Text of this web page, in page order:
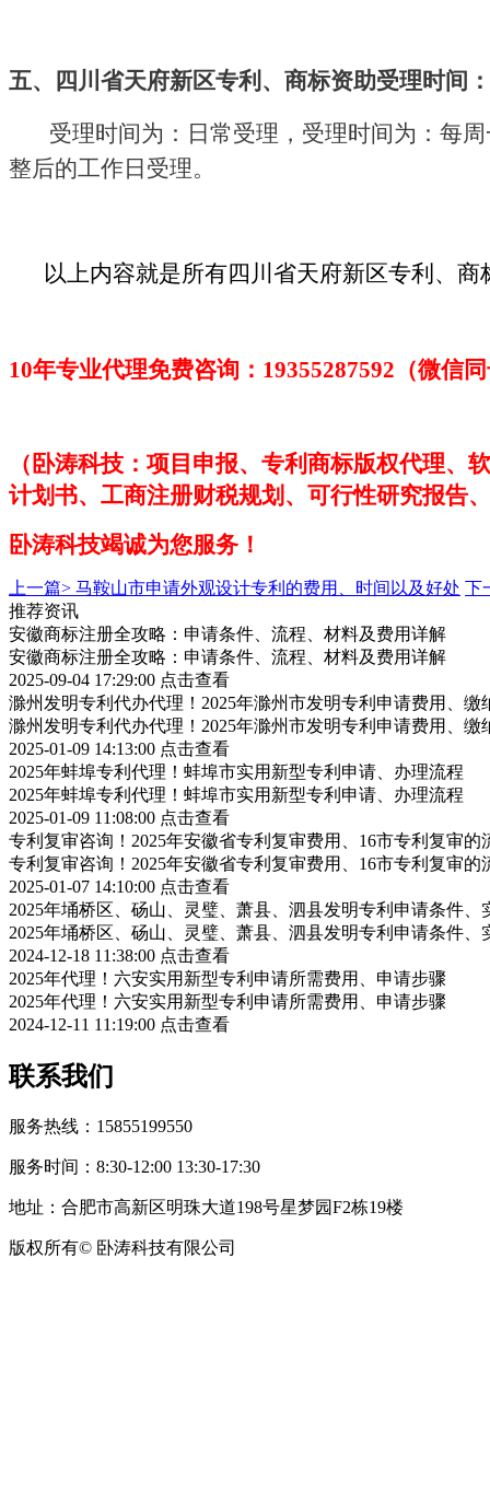
五、 四川省天府新区专利、商标资助受理时间 ：
受理时间为：日常受理，受理时间为：每
整后的工作日受理。
以上内容就是所有四川省天府新区专利、
10年专业代理免费咨询：19355287592 （微信
（卧涛科技：项目申报、专利商标版权代理
计划书、工商注册财税规划、可行性研究报告
卧涛科技竭诚为您服务！
上一篇> 马鞍山市申请外观设计专利的费用、时间以及好处 下
推荐资讯
安徽商标注册全攻略：申请条件、流程、材料及费用详解
安徽商标注册全攻略：申请条件、流程、材料及费用详解
2025-09-04 17:29:00 点击查看
滁州发明专利代办代理！2025年滁州市发明专利申请费用、缴
滁州发明专利代办代理！2025年滁州市发明专利申请费用、缴
2025-01-09 14:13:00 点击查看
2025年蚌埠专利代理！蚌埠市实用新型专利申请、办理流程
2025年蚌埠专利代理！蚌埠市实用新型专利申请、办理流程
2025-01-09 11:08:00 点击查看
专利复审咨询！2025年安徽省专利复审费用、16市专利复审的
专利复审咨询！2025年安徽省专利复审费用、16市专利复审的
2025-01-07 14:10:00 点击查看
2025年埇桥区、砀山、灵璧、萧县、泗县发明专利申请条件、
2025年埇桥区、砀山、灵璧、萧县、泗县发明专利申请条件、
2024-12-18 11:38:00 点击查看
2025年代理！六安实用新型专利申请所需费用、申请步骤
2025年代理！六安实用新型专利申请所需费用、申请步骤
2024-12-11 11:19:00 点击查看
联系我们
服务热线：15855199550
服务时间：8:30-12:00 13:30-17:30
地址：合肥市高新区明珠大道198号星梦园F2栋19楼
版权所有© 卧涛科技有限公司